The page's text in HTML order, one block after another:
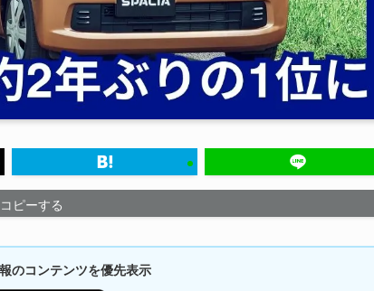
ピーする
のコンテンツを優先表示